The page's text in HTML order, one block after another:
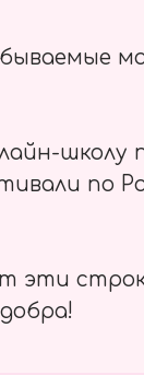
школу
по
эти